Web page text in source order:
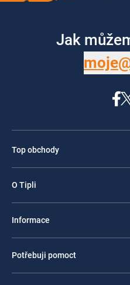
Jak
Top obchody
O Tipli
Informace
Potřebuji pomoct